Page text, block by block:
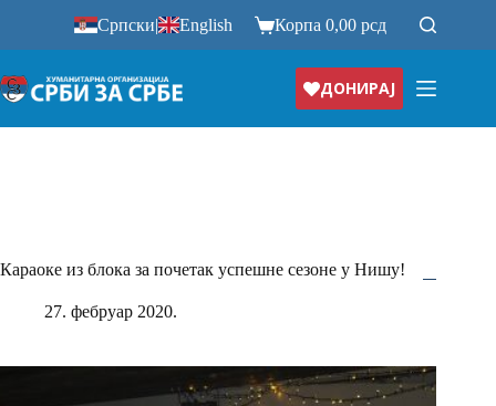
Српски| English Корпа0,00рсд
ДОНИРАЈ
Караоке из блока за почетак успешне сезоне у Нишу!
27. фебруар 2020.